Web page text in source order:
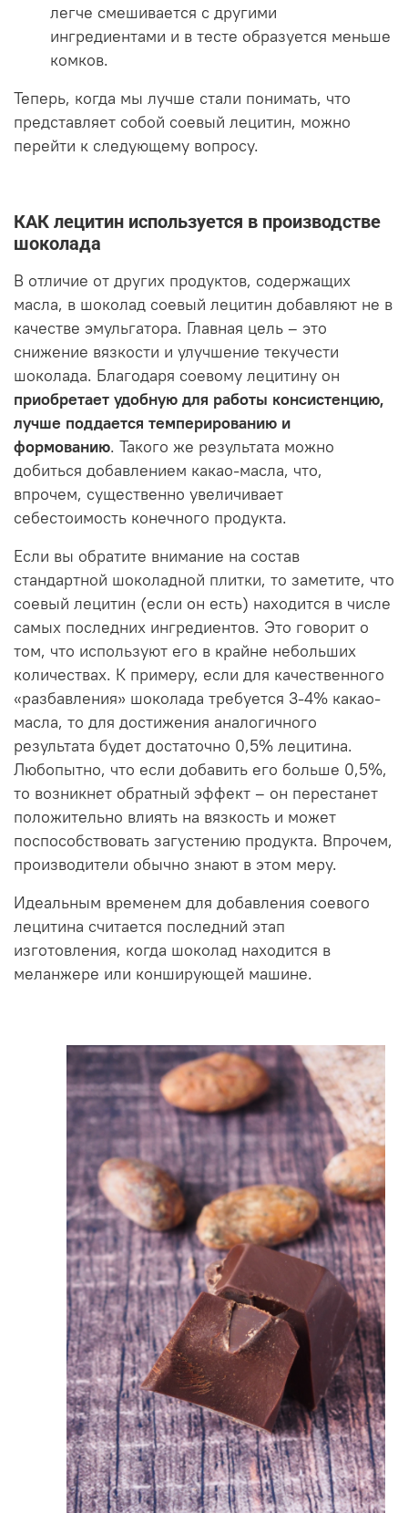
легче смешивается с другими
ингредиентами и в тесте образуется меньше
комков.
Теперь, когда мы лучше стали понимать, что
представляет собой соевый лецитин, можно
перейти к следующему вопросу.
КАК лецитин используется в производстве
шоколада
В отличие от других продуктов, содержащих
масла, в шоколад соевый лецитин добавляют не в
качестве эмульгатора. Главная цель – это
снижение вязкости и улучшение текучести
шоколада. Благодаря соевому лецитину он
приобретает удобную для работы консистенцию,
лучше поддается темперированию и
формованию. Такого же результата можно
добиться добавлением какао-масла, что,
впрочем, существенно увеличивает
себестоимость конечного продукта.
Если вы обратите внимание на состав
стандартной шоколадной плитки, то заметите, что
соевый лецитин (если он есть) находится в числе
самых последних ингредиентов. Это говорит о
том, что используют его в крайне небольших
количествах. К примеру, если для качественного
«разбавления» шоколада требуется 3-4% какао-
масла, то для достижения аналогичного
результата будет достаточно 0,5% лецитина.
Любопытно, что если добавить его больше 0,5%,
то возникнет обратный эффект – он перестанет
положительно влиять на вязкость и может
поспособствовать загустению продукта. Впрочем,
производители обычно знают в этом меру.
Идеальным временем для добавления соевого
лецитина считается последний этап
изготовления, когда шоколад находится в
меланжере или конширующей машине.